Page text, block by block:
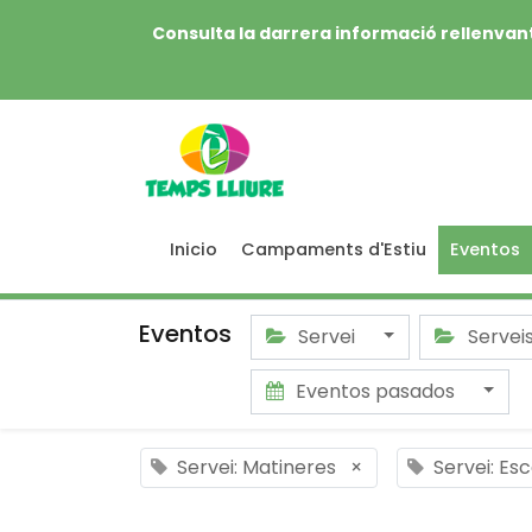
Consulta la darrera informació
Inicio Campaments d'Estiu Eventos
Eventos Servei
Eventos pasados
Servei: Matineres × Servei: